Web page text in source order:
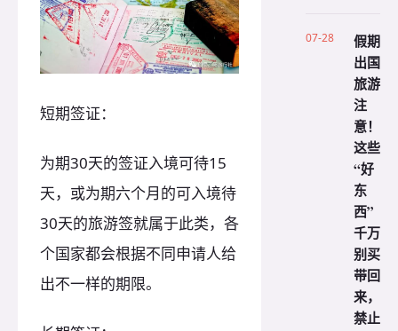
短期签证：
为期30天的签证入境可待15
天，或为期六个月的可入境待
30天的旅游签就属于此类，各
个国家都会根据不同申请人给
出不一样的期限。
07-28
假期
出国
旅游
注
意！
这些
“好
东
西”
千万
别买
带回
来，
禁止